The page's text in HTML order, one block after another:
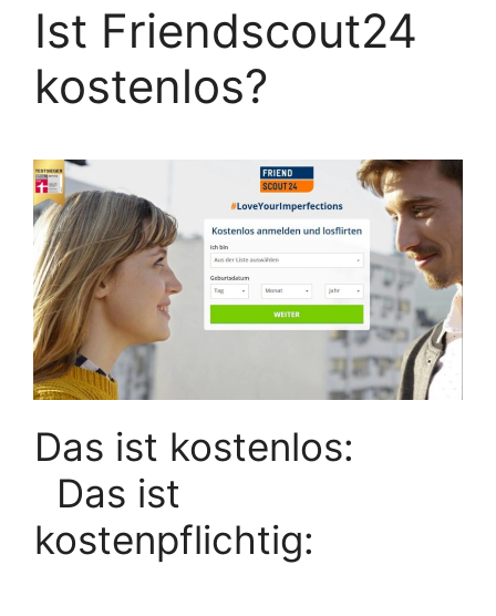
Ist Friendscout24
kostenlos?
Das ist kostenlos:
Das ist
kostenpflichtig: